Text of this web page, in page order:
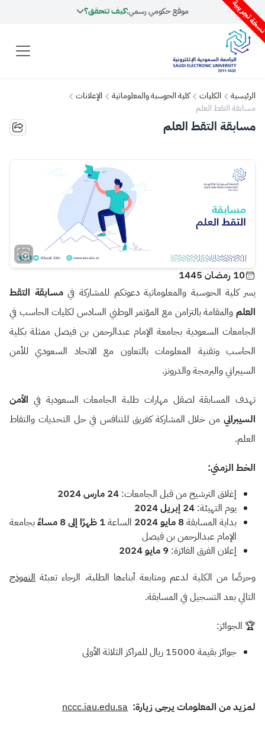
تجريبية موقع حكومي رسمي:كيف تتحقق؟
الرئيسية الكليات كلية الحوسبة والمعلوماتية
الإعلانات
مسابقة التقط العلم
مسابقة التقط العلم
10 رمضان 1445
يسر كلية الحوسبة والمعلوماتية دعوتكم للمشاركة فيمسابقة التقط
العلم والمقامة بالتزامن مع المؤتمر الوطني السادس لكليات الحاسب في
الجامعات السعودية بجامعة الإمام عبدالرحمن بن فيصل ممثلة بكلية
الحاسب وتقنية المعلومات بالتعاون مع الاتحاد السعودي للأمن
السيبراني والبرمجة والدرونز.
تهدف المسابقة لصقل مهارات طلبة الجامعات السعودية في الأمن
السيبراني من خلال المشاركة كفريق للتنافس في حل التحديات والتقاط
العلم.
الخط الزمني:
إغلاق الترشيح من قبل الجامعات: 24 مارس 2024
يوم التهيئة: 24 إبريل 2024
بداية المسابقة8 مايو 2024 الساعة1 ظهرًا إلى 8 مساءً
بجامعة
الإمام عبدالرحمن بن فيصل
إعلان الفرق الفائزة: 9 مايو 2024
وحرصًا من الكلية لدعم ومتابعة أبناءها الطلبة، الرجاء تعبئة النموذج
التالي بعد التسجيل في المسابقة.
🏆 الجوائز:
جوائز بقيمة 15000 ريال للمراكز الثلاثة الأولى
لمزيد من المعلومات يرجى زيارة: nccc.iau.edu.sa